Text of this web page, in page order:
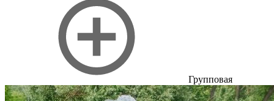
Групповая